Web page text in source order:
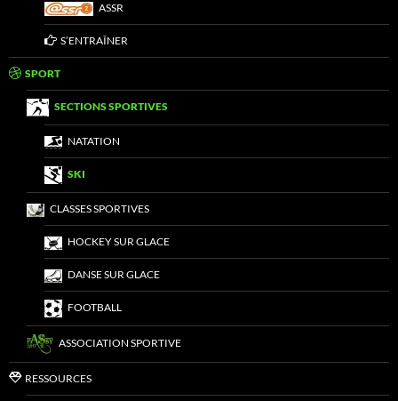
ASSR
S’ENTRAÎNER
SPORT
SECTIONS SPORTIVES
NATATION
SKI
CLASSES SPORTIVES
HOCKEY SUR GLACE
DANSE SUR GLACE
FOOTBALL
ASSOCIATION SPORTIVE
RESSOURCES